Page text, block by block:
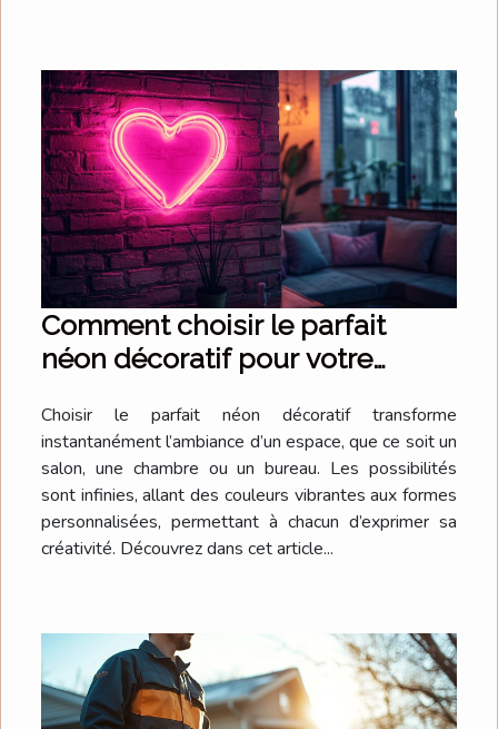
Comment choisir le parfait
néon décoratif pour votre
Choisir le parfait néon décoratif transforme
instantanément l’ambiance d’un espace, que ce soit un
salon, une chambre ou un bureau. Les possibilités
sont infinies, allant des couleurs vibrantes aux formes
personnalisées, permettant à chacun d’exprimer sa
créativité. Découvrez dans cet article...